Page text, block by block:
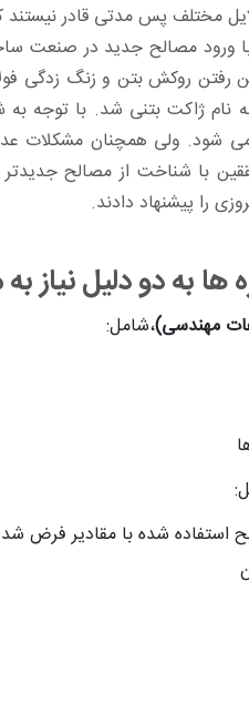
مختلف پس مدتی قادر نیستند
ورود مصالح جدید در صنعت
رفتن روکش بتن و زنگ زدگی
ژاکت بتنی شد. با توجه به
شود. ولی همچنان مشکلات
با شناخت از مصالح جدیدتر
را پیشنهاد دادند.
ها به دو دلیل نیاز
مهندسی)،شامل:
شده با مقادیر فرض